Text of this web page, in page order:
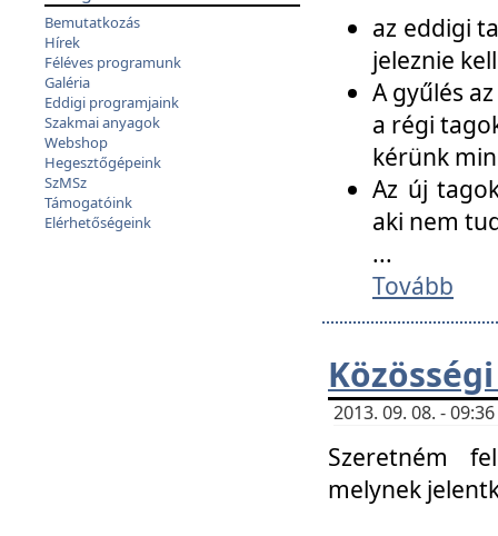
Bemutatkozás
Hírek
Féléves programunk
Galéria
Eddigi programjaink
Szakmai anyagok
Webshop
Hegesztőgépeink
SzMSz
Támogatóink
Elérhetőségeink
az eddigi
jeleznie
A gyűlés
a régi
kérünk
Az új
aki nem
...
Tovább
2013. 09. 08. -
Szeretném
melynek